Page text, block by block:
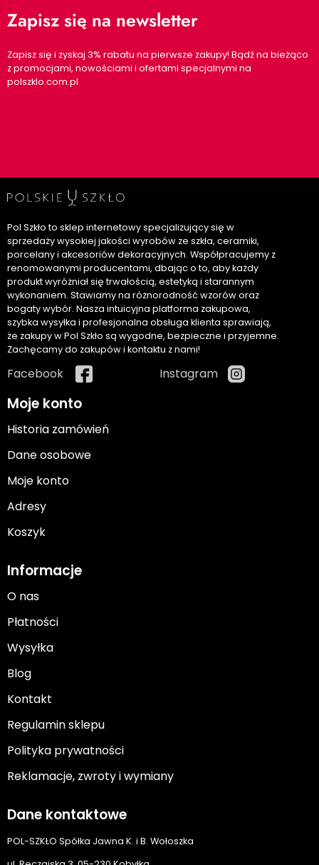
Zapisz się na newsletter
Zapisz się i zyskaj 3% rabatu na pierwsze zakupy! Bądź na bieżąco
z promocjami, nowościami i ofertami specjalnymi na
polszklo.com.pl
Pol Szkło to sklep internetowy specjalizujący się w
sprzedaży wysokiej jakości wyrobów ze szkła, ceramiki,
porcelany i akcesoriów dekoracyjnych. Współpracujemy z
renomowanymi producentami, dbając o to, aby każdy
produkt wyróżniał się trwałością, estetyką i starannym
wykonaniem. Stawiamy na różnorodność wzorów oraz
bogaty wybór. Nasza intuicyjna platforma zakupowa,
szybka wysyłka i profesjonalna obsługa klienta sprawiają,
że zakupy w Pol Szkło są wygodne, bezpieczne i przyjemne.
Zachęcamy do zakupów i kontaktu z nami!
Facebook Instagram
Moje konto
Historia zamówień
Dane osobowe
Moje konto
Adresy
Koszyk
Informacje
O nas
Płatności
Wysyłka
Blog
Kontakt
Regulamin sklepu
Polityka prywatności
Reklamacje, zwroty i wymiany
Dane kontaktowe
POL-SZKŁO Spółka Jawna K. i B. Wołoszka